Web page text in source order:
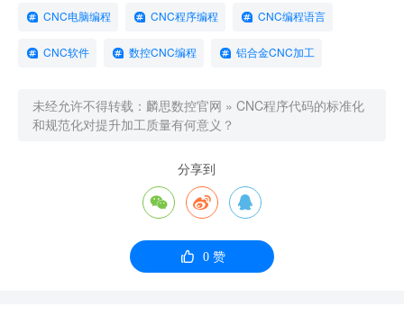
CNC电脑编程 CNC程序编程 CNC编程语言
CNC软件 数控CNC编程 铝合金CNC加工
未经允许不得转载： 麟思数控官网 » CNC程序代码的标准化
和规范化对提升加工质量有何意义？
分享到
  
 0赞